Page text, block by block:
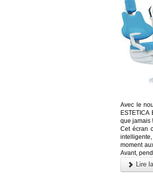
Avec le
que jamais !
Cet écran
moment
Avant,
Lire